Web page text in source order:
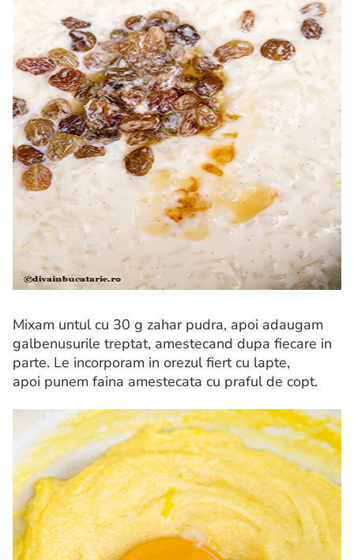
Mixam untul cu 30 g zahar pudra, apoi adaugam
galbenusurile treptat, amestecand dupa fiecare in
parte. Le incorporam in orezul fiert cu lapte,
apoi punem faina amestecata cu praful de copt.